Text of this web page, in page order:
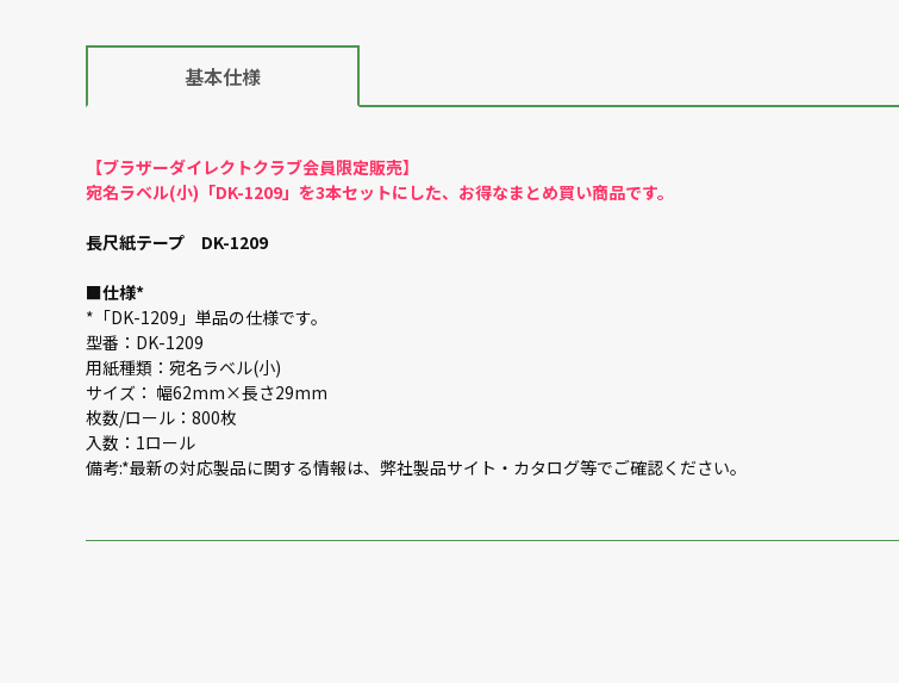
基本仕様
【ブラザーダイレクトクラブ会員限定販売】
宛名ラベル(小)「DK-1209」を3本セットにした、お得なまとめ買い商品です。
長尺紙テープ DK-1209
■仕様*
*「DK-1209」単品の仕様です。
型番：DK-1209
用紙種類：宛名ラベル(小)
サイズ： 幅62mm×長さ29mm
枚数/ロール：800枚
入数：1ロール
備考:*最新の対応製品に関する情報は、弊社製品サイト・カタログ等でご確認ください。